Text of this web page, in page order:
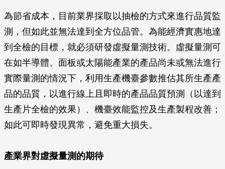
為節省成本，目前業界採取以抽檢的方式來進行品質監
測，但如此並無法達到全方位品管。為能經濟實惠地達
到全檢的目標，就必須研發虛擬量測技術。虛擬量測可
在如半導體、面板或太陽能產業的產品尚未或無法進行
實際量測的情況下，利用生產機臺參數推估其所生產產
品的品質，以進行線上且即時的產品品質預測（以達到
生產片全檢的效果）、機臺效能監控及生產製程改善；
如此可即時發現異常，避免重大損失。
產業界對虛擬量測的期待